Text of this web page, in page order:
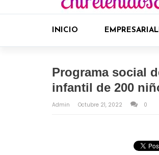
INICIO
Programa social
infantil de 200
Admin Octubre 21, 2022 0